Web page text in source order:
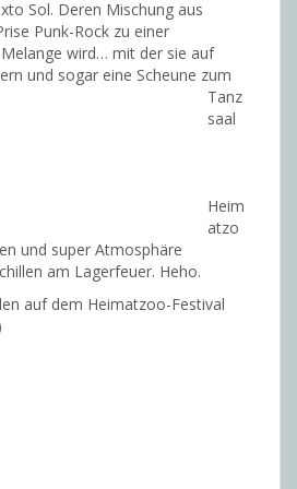
Sol. Deren Mischung aus
Punk-Rock zu einer
wird… mit der sie auf
und sogar eine Scheune zum
Tanz
saal
Heim
atzo
und super Atmosphäre
am Lagerfeuer. Heho.
auf dem Heimatzoo-Festival